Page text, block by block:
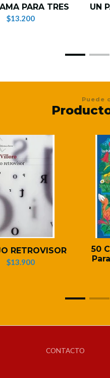
PARA TRES
$13.200
UN
Puede
RETROVISOR
$13.900
50
CONTACTO